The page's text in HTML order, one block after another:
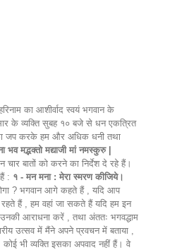
का आशीर्वाद स्वयं भगवान के
के व्यक्ति सुबह १० बजे से धन एकत्रित
का जप करके हम और अधिक धनी तथा
भव मद्भक्तो मद्याजी मां नमस्कुरु |
बातों को करने का निर्देश दे रहे हैं।
: १ - मन मना : मेरा स्मरण कीजिये।
? भगवान आगे कहते हैं , यदि आप
रहते हैं , हम वहां जा सकते हैं यदि हम इन
आराधना करें , तथा अंततः भगवद्धाम
उत्सव में मैंने अपने प्रवचन में बताया ,
भी व्यक्ति इसका अपवाद नहीं हैं। वे